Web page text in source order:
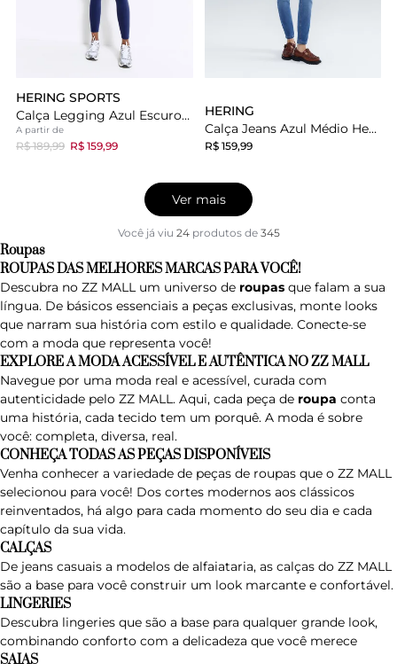
HERING SPORTS
Calça Legging Azul Escuro Hering Esportiva Básica
A partir de
R$ 189,99 R$ 159,99
HERING
Calça Jeans Azul Médio Hering Básica Cintura Média Skinny
R$ 159,99
Ver mais
Você já viu 24 produtosde 345
Roupas
ROUPAS DAS MELHORES MARCAS PARA VOCÊ!
Descubra no ZZ MALL um universo de roupas que falam a sua
língua. De básicos essenciais a peças exclusivas, monte looks
que narram sua história com estilo e qualidade. Conecte-se
com a moda que representa você!
EXPLORE A MODA ACESSÍVEL E AUTÊNTICA NO ZZ MALL
Navegue por uma moda real e acessível, curada com
autenticidade pelo ZZ MALL. Aqui, cada peça de roupa conta
uma história, cada tecido tem um porquê. A moda é sobre
você: completa, diversa, real.
CONHEÇA TODAS AS PEÇAS DISPONÍVEIS
Venha conhecer a variedade de peças de roupas que o ZZ MALL
selecionou para você! Dos cortes modernos aos clássicos
reinventados, há algo para cada momento do seu dia e cada
capítulo da sua vida.
CALÇAS
De jeans casuais a modelos de alfaiataria, as calças do ZZ MALL
são a base para você construir um look marcante e confortável.
LINGERIES
Descubra lingeries que são a base para qualquer grande look,
combinando conforto com a delicadeza que você merece
SAIAS